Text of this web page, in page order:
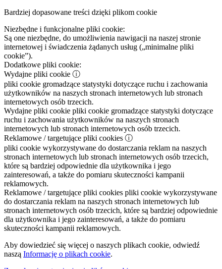
Bardziej dopasowane treści dzięki plikom cookie
Niezbędne i funkcjonalne pliki cookie:
Są one niezbędne, do umożliwienia nawigacji na naszej stronie
internetowej i świadczenia żądanych usług („minimalne pliki
cookie”).
Dodatkowe pliki cookie:
Wydajne pliki cookie ⓘ
pliki cookie gromadzące statystyki dotyczące ruchu i zachowania
użytkowników na naszych stronach internetowych lub stronach
internetowych osób trzecich.
Wydajne pliki cookie pliki cookie gromadzące statystyki dotyczące
ruchu i zachowania użytkowników na naszych stronach
internetowych lub stronach internetowych osób trzecich.
Reklamowe / targetujące pliki cookies ⓘ
pliki cookie wykorzystywane do dostarczania reklam na naszych
stronach internetowych lub stronach internetowych osób trzecich,
które są bardziej odpowiednie dla użytkownika i jego
zainteresowań, a także do pomiaru skuteczności kampanii
reklamowych.
Reklamowe / targetujące pliki cookies pliki cookie wykorzystywane
do dostarczania reklam na naszych stronach internetowych lub
stronach internetowych osób trzecich, które są bardziej odpowiednie
dla użytkownika i jego zainteresowań, a także do pomiaru
skuteczności kampanii reklamowych.
Aby dowiedzieć się więcej o naszych plikach cookie, odwiedź
naszą Informację o plikach cookie.